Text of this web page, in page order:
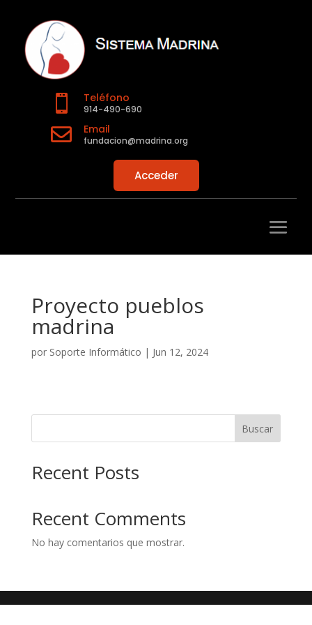
 Teléfono
914-490-690
 Email
fundacion@madrina.org
Acceder
Proyecto pueblos
madrina
por Soporte Informático | Jun 12, 2024
Buscar
Recent Posts
Recent Comments
No hay comentarios que mostrar.